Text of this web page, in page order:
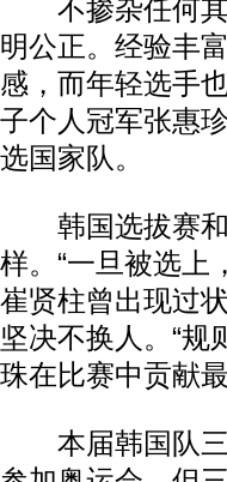
不掺杂任何其
明公正。经验丰
感，而年轻选手
子个人冠军张惠
选国家队。
韩国选拔赛和
样。“一旦被选上
崔贤柱曾出现过
坚决不换人。“规
珠在比赛中贡献最
本届韩国队三